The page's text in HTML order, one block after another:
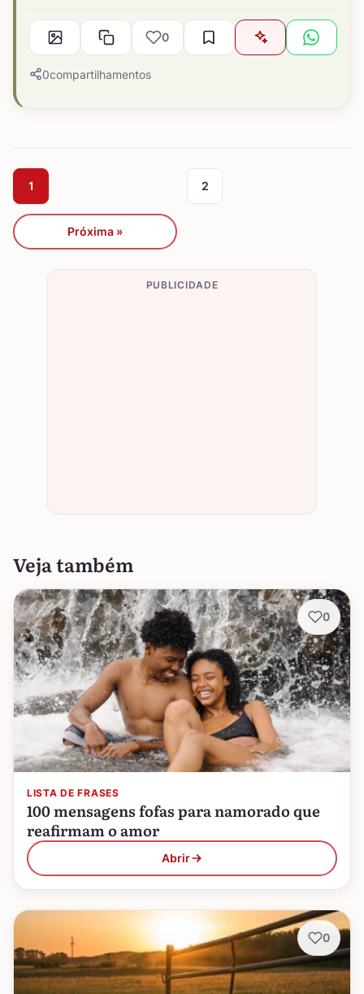
0
0compartilhamentos
1 2
Próxima »
PUBLICIDADE
Veja também
LISTA DE FRASES
100 mensagens fofas para namorado que
reafirmam o amor
Abrir
0
0